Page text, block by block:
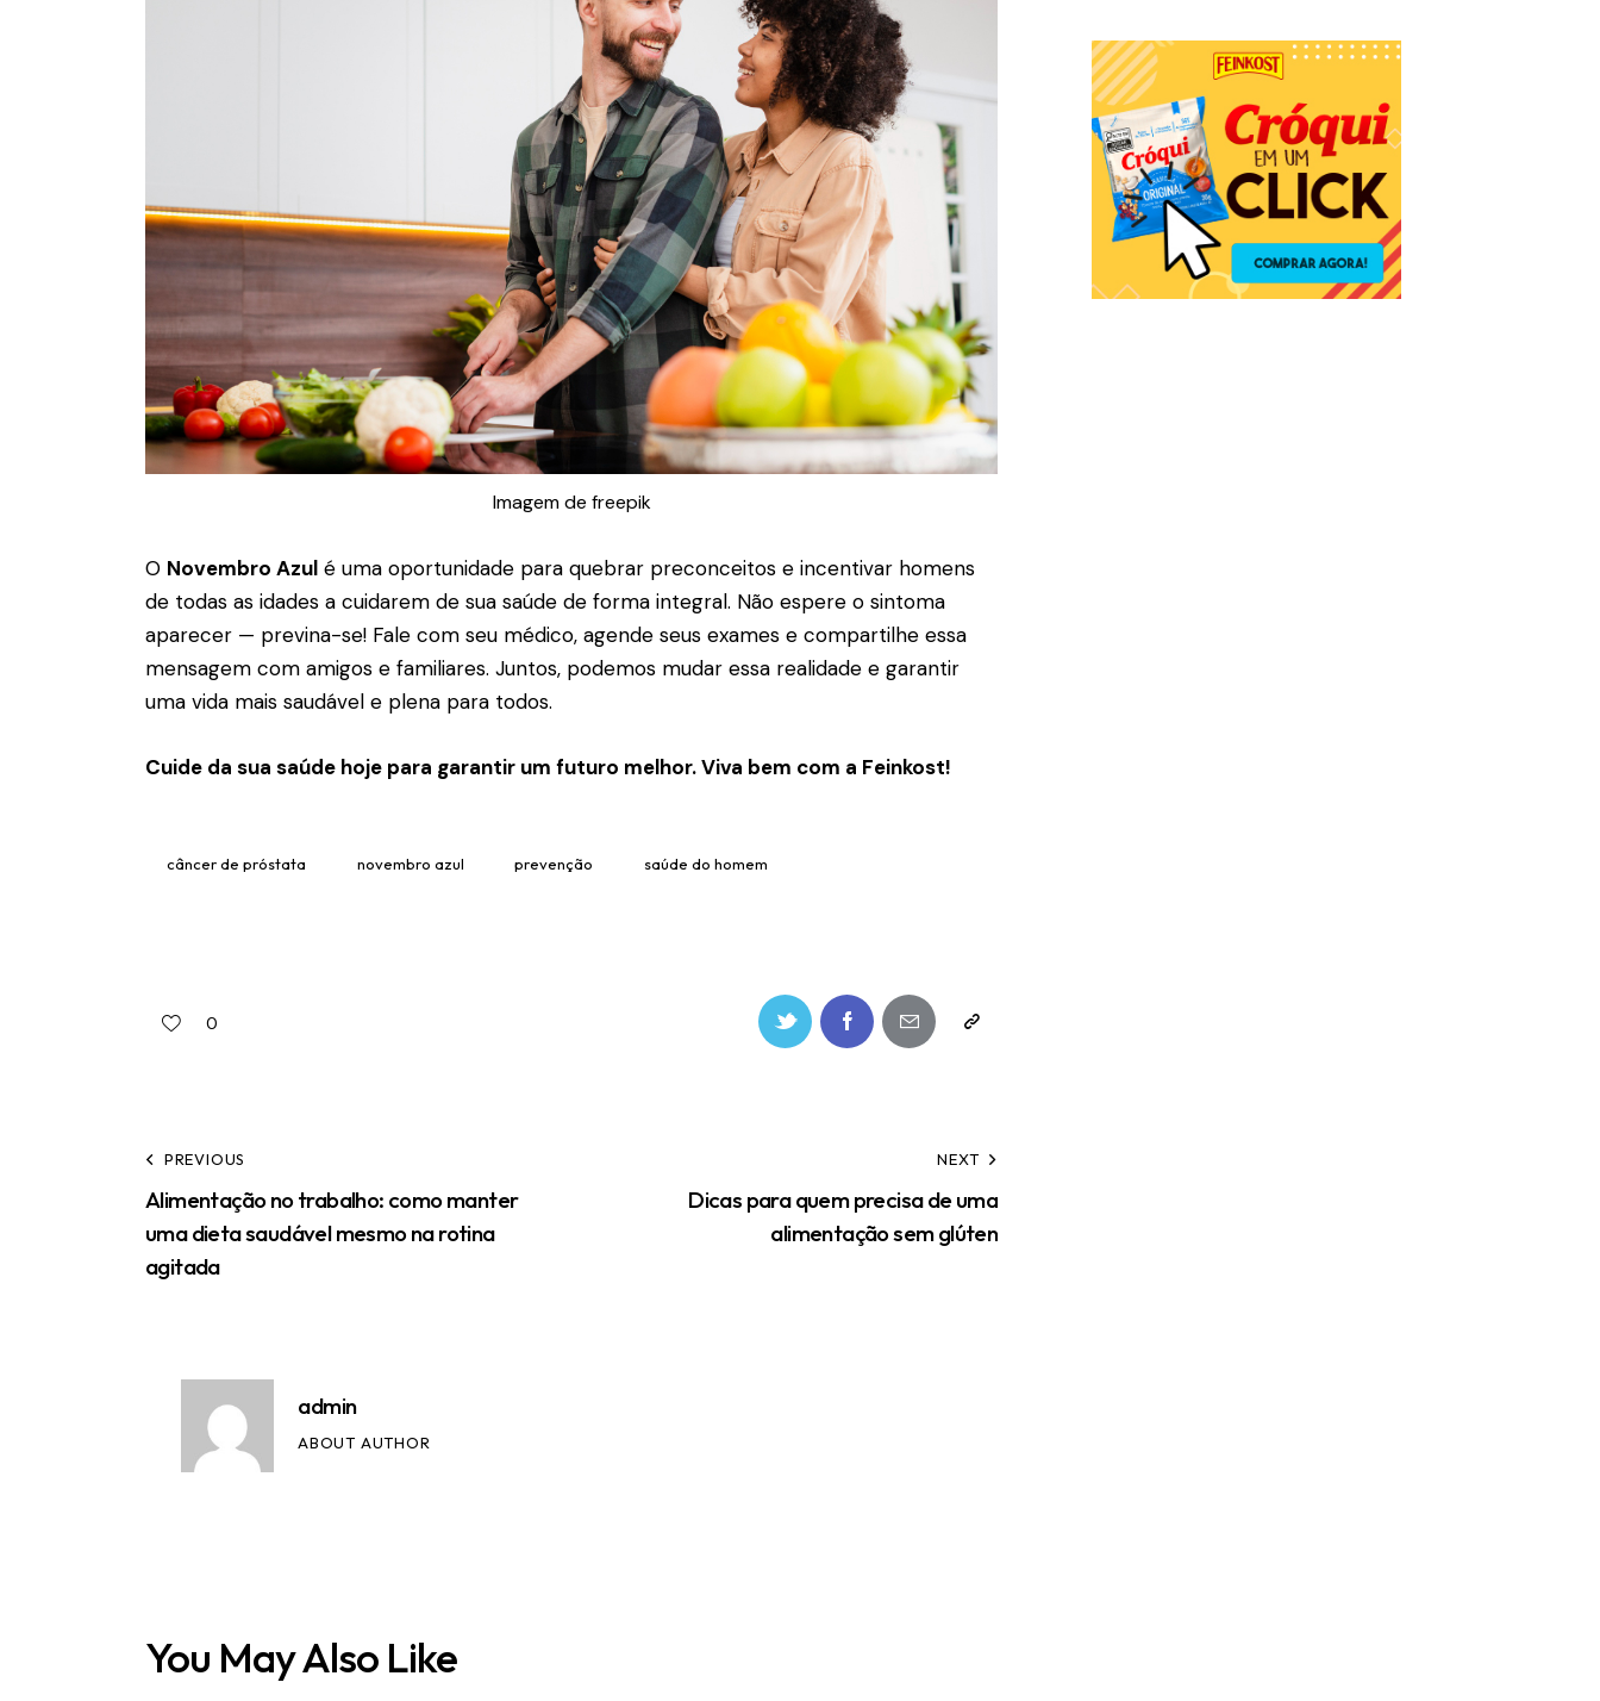
Imagem de freepik
O Novembro Azul é uma oportunidade para quebrar preconceitos e incentivar homens
de todas as idades a cuidarem de sua saúde de forma integral. Não espere o sintoma
aparecer — previna-se! Fale com seu médico, agende seus exames e compartilhe essa
mensagem com amigos e familiares. Juntos, podemos mudar essa realidade e garantir
uma vida mais saudável e plena para todos.
Cuide da sua saúde hoje para garantir um futuro melhor. Viva bem com a Feinkost!
câncer de próstata novembro azul prevenção saúde do homem
0
PREVIOUS
Alimentação no trabalho: como manter
uma dieta saudável mesmo na rotina
agitada
NEXT
Dicas para quem precisa de uma
alimentação sem glúten
admin
ABOUT AUTHOR
You May Also Like